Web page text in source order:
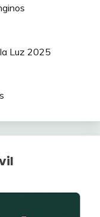
Luz 2025